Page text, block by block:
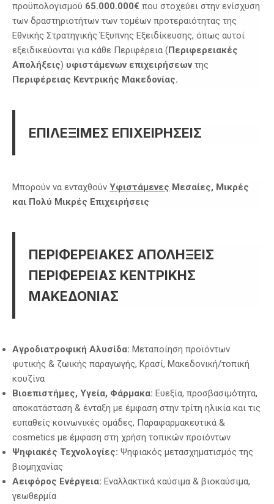
προϋπολογισμού 65.000.000€ που στοχεύει στην ενίσχυση
των δραστηριοτήτων των τομέων προτεραιότητας της
Εθνικής Στρατηγικής Έξυπνης Εξειδίκευσης, όπως αυτοί
εξειδικεύονται για κάθε Περιφέρεια (Περιφερειακές
Απολήξεις) υφιστάμενων επιχειρήσεωντης
Περιφέρειας Κεντρικής Μακεδονίας.
ΕΠΙΛΕΞΙΜΕΣ ΕΠΙΧΕΙΡΗΣΕΙΣ
Μπορούν να ενταχθούν Υφιστάμενες Μεσαίες, Μικρές
και Πολύ Μικρές Επιχειρήσεις
ΠΕΡΙΦΕΡΕΙΑΚΕΣ ΑΠΟΛΗΞΕΙΣ
ΠΕΡΙΦΕΡΕΙΑΣ ΚΕΝΤΡΙΚΗΣ
ΜΑΚΕΔΟΝΙΑΣ
Αγροδιατροφική Αλυσίδα: Μεταποίηση προϊόντων
φυτικής & ζωικής παραγωγής, Κρασί, Μακεδονική/τοπική
κουζίνα
Βιοεπιστήμες, Υγεία, Φάρμακα: Ευεξία, προσβασιμότητα,
αποκατάσταση & ένταξη με έμφαση στην τρίτη ηλικία και τις
ευπαθείς κοινωνικές ομάδες, Παραφαρμακευτικά &
cosmetics με έμφαση στη χρήση τοπικών προϊόντων
Ψηφιακές Τεχνολογίες: Ψηφιακός μετασχηματισμός της
βιομηχανίας
Αειφόρος Ενέργεια: Εναλλακτικά καύσιμα & βιοκαύσιμα,
γεωθερμία